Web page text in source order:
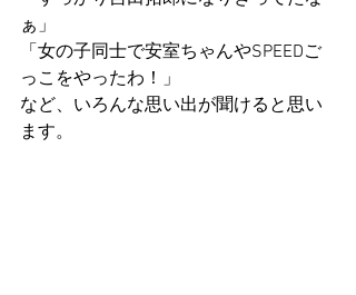
ぁ」
「女の子同士で安室ちゃんやSPEEDご
っこをやったわ！」
など、いろんな思い出が聞けると思い
ます。